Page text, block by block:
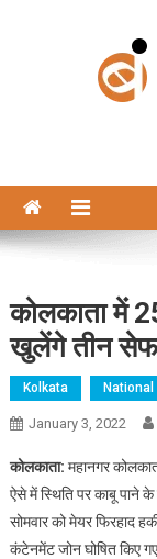
कोलकाता में
खुलेंगे तीन सेफ
Kolkata National
January 3, 2022
कोलकाता: महानगर
ऐसे में स्थिति पर काबू पाने
सोमवार को मेयर फिरहाद
कंटेनमेंट जोन घोषित किए